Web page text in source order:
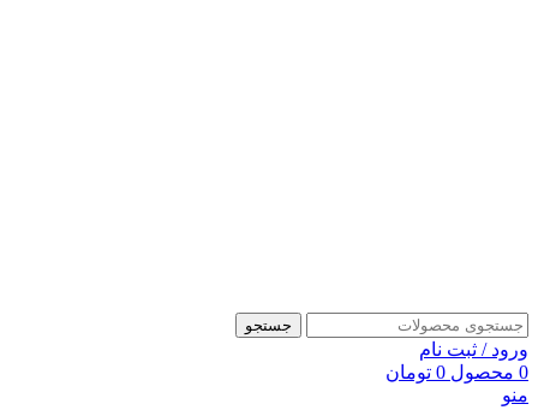
جستجو
ورود / ثبت نام
0 محصول 0 تومان
منو